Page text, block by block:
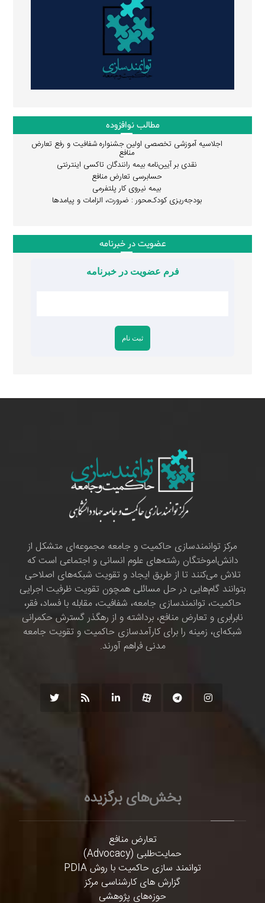
مطالب نوافزوده
اجلاسیه آموزشی تخصصی اولین جشنواره شفافیت و رفع تعارض
منافع
نقدی بر آیین‌نامه بیمه رانندگان تاکسی اینترنتی
حسابرسی تعارض منافع
بیمه نیروی کار پلتفرمی
بودجه‌ریزی کودک‌محور : ضرورت، الزامات و پیامدها
عضویت در خبرنامه
فرم عضویت در خبرنامه
مرکز توانمندسازی حاکمیت و جامعه مجموعه‌ای متشکل از
دانش‌اموختگان رشته‌های علوم انسانی و اجتماعی است که
تلاش می‌کنند تا از طریق ایجاد و تقویت شبکه‌های اصلاحی
بتوانند گام‌هایی در حل مسائلی همچون تقویت ظرفیت اجرایی
حاکمیت، توانمندسازی جامعه، شفافیت، مقابله با فساد، فقر،
نابرابری و تعارض منافع، برداشته و از رهگذر گسترش حکمرانی
شبکه‌ای، زمینه را برای کارآمدسازی حاکمیت و تقویت جامعه
مدنی فراهم آورند.
بخش‌های برگزیده
تعارض منافع
حمایت‌طلبی (Advocacy)
توانمند سازی حاکمیت با روش PDIA
گزارش های کارشناسی مرکز
حوزه‌های پژوهشی